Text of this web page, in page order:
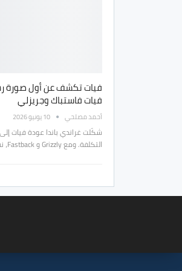
فيات تكشف عن أول صورة
فيات فاستباك وجريزلي
أحمد مصلحي 10 يونيو 2026
شكّلت غراندي باندا عودة فيات إلى
التكلفة. ومع Grizzly و Fastback، نستكمل هذه…